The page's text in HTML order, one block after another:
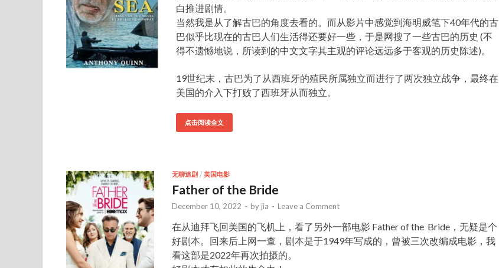
白推进剧情。
当然我是从了解古巴的角度去看的。而从影片中感觉到海明威笔下40年代的古
巴似乎比现在的古巴人们生活得还要好一些，于是网搜了一些古巴的历史 (不
得不遗憾地说，所读到的中文文字其主观的评论远远多于客观的历史陈述)。
19世纪末，古巴为了从西班牙的殖民所属独立而进行了两次独立战争，最终在
美国的介入下打败了西班牙从而独立。
点击阅读全文
无聊追剧 / 美国电影
Father of the Bride
December 10, 2022 - by jia - Leave a Comment
在从迪拜飞回美国的飞机上，看了另外一部电影 Father of the Bride，无疑是个
好剧本。回来后上网一查，剧本是于1949年写成的，曾被三次改编成电影，我
看这部是2022年再次拍摄的。